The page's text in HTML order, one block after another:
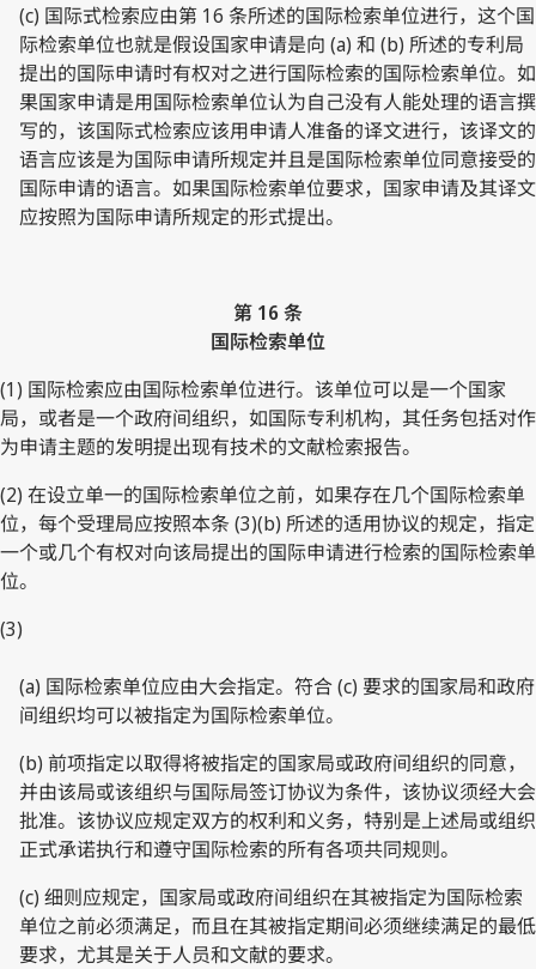
(c) 国际式检索应由第 16 条所述的国际检索单位进行，这个国
际检索单位也就是假设国家申请是向 (a) 和 (b) 所述的专利局
提出的国际申请时有权对之进行国际检索的国际检索单位。如
果国家申请是用国际检索单位认为自己没有人能处理的语言撰
写的，该国际式检索应该用申请人准备的译文进行，该译文的
语言应该是为国际申请所规定并且是国际检索单位同意接受的
国际申请的语言。如果国际检索单位要求，国家申请及其译文
应按照为国际申请所规定的形式提出。
第 16 条
国际检索单位
(1) 国际检索应由国际检索单位进行。该单位可以是一个国家
局，或者是一个政府间组织，如国际专利机构，其任务包括对作
为申请主题的发明提出现有技术的文献检索报告。
(2) 在设立单一的国际检索单位之前，如果存在几个国际检索单
位，每个受理局应按照本条 (3)(b) 所述的适用协议的规定，指定
一个或几个有权对向该局提出的国际申请进行检索的国际检索单
位。
(3)
(a) 国际检索单位应由大会指定。符合 (c) 要求的国家局和政府
间组织均可以被指定为国际检索单位。
(b) 前项指定以取得将被指定的国家局或政府间组织的同意，
并由该局或该组织与国际局签订协议为条件，该协议须经大会
批准。该协议应规定双方的权利和义务，特别是上述局或组织
正式承诺执行和遵守国际检索的所有各项共同规则。
(c) 细则应规定，国家局或政府间组织在其被指定为国际检索
单位之前必须满足，而且在其被指定期间必须继续满足的最低
要求，尤其是关于人员和文献的要求。